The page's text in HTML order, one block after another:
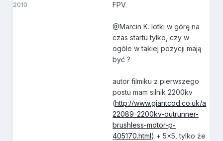
2010
FPV.
@Marcin K. lotki w górę na
czas startu tylko, czy w
ogóle w takiej pozycji mają
być ?
autor filmiku z pierwszego
postu mam silnik 2200kv
(http://www.giantcod.co.uk/a
22089-2200kv-outrunner-
brushless-motor-p-
405170.html) + 5x5, tylko że